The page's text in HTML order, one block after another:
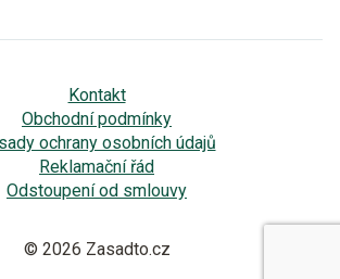
Kontakt
Obchodní podmínky
ochrany osobních údajů
Reklamační řád
Odstoupení od smlouvy
© 2026 Zasadto.cz